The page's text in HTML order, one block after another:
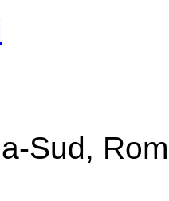
Sud,